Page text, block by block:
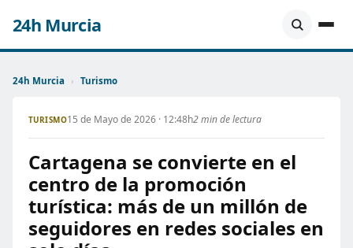
24h Murcia
24h Murcia › Turismo
TURISMO15 de Mayo de 2026 · 12:48h2 min de lectura
Cartagena se convierte en el
centro de la promoción
turística: más de un millón de
seguidores en redes sociales en